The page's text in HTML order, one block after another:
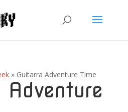
» Guitarra Adventure Time
Adventure